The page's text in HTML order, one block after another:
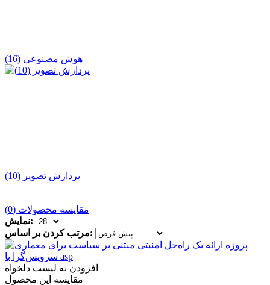
هوش مصنوعی (16)
پردازش تصویر (10)
مقایسه محصولات (0)
نمایش:
مرتب کردن بر اساس:
افزودن به لیست دلخواه
مقایسه این محصول